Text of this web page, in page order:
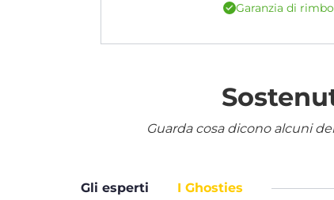
Garanzia di
Guarda cosa dicono alcuni
Gli esperti I Ghosties